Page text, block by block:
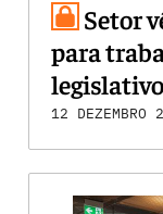
Setor
para
legislativo
12 DEZEMBRO